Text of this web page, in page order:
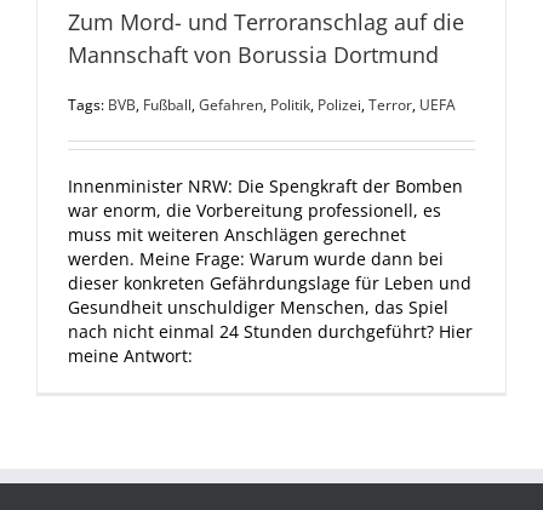
Zum Mord- und Terroranschlag auf die
Mannschaft von Borussia Dortmund
Tags: BVB, Fußball,Gefahren, Politik, Polizei,Terror, UEFA
Innenminister NRW: Die Spengkraft der Bomben
war enorm, die Vorbereitung professionell, es
muss mit weiteren Anschlägen gerechnet
werden. Meine Frage: Warum wurde dann bei
dieser konkreten Gefährdungslage für Leben und
Gesundheit unschuldiger Menschen, das Spiel
nach nicht einmal 24 Stunden durchgeführt? Hier
meine Antwort: